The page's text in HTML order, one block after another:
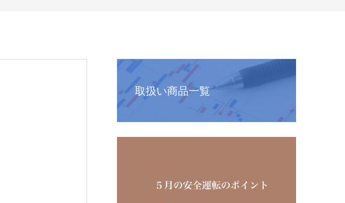
取扱い商品一覧